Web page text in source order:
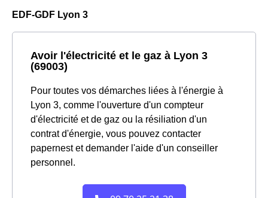
EDF-GDF Lyon 3
Avoir l'électricité et le gaz à Lyon 3
(69003)
Pour toutes vos démarches liées à l'énergie à
Lyon 3, comme l'ouverture d'un compteur
d'électricité et de gaz ou la résiliation d'un
contrat d'énergie, vous pouvez contacter
papernest et demander l'aide d'un conseiller
personnel.